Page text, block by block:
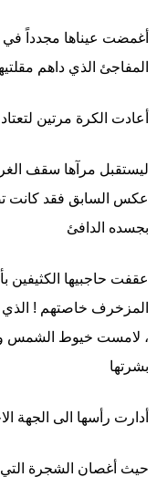
أغمضت عيناها مجدداً في
المفاجئ الذي داهم
أعادت الكرة مرتين
ليستقبل مرآها سقف
عكس السابق فقد كانت
بجسده الدافئ
عقفت حاجبيها
المزخرف خاصتهم !
، لامست خيوط الشمس
بشرتها
أدارت رأسها الى الجهة
حيث أغصان الشجرة التي